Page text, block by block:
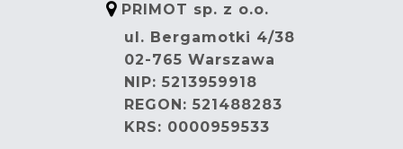
PRIMOT sp. z o.o.
ul. Bergamotki 4/38
02-765 Warszawa
NIP: 5213959918
REGON: 521488283
KRS: 0000959533